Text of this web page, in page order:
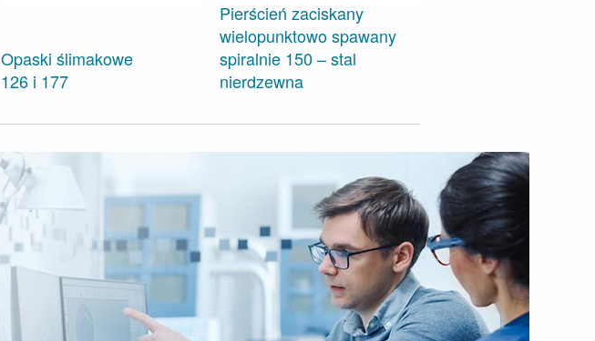
Opaski ślimakowe
126 i 177
Pierścień zaciskany
wielopunktowo spawany
spiralnie 150 – stal
nierdzewna